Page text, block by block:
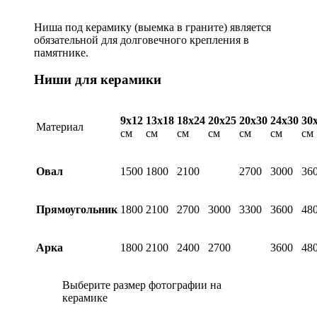
Ниша под керамику (выемка в граните) является
обязательной для долговечного крепления в
памятнике.
Ниши для керамики
Материал
9х12
см
13х18
см
18х24
см
20х25
см
20х30
см
24х30
см
см
Овал 1500 1800 2100 2700 3000
Прямоугольник 1800 2100 2700 3000 3300 3600
Арка 1800 2100 2400 2700 3600
Выберите размер фотографии на
керамике